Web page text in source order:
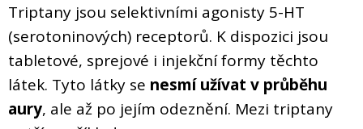
Triptany jsou selektivními agonisty 5-HT
(serotoninových) receptorů. K dispozici jsou
tabletové, sprejové i injekční formy těchto
látek. Tyto látky se nesmí užívat v průběhu
aury, ale až po jejím odeznění. Mezi triptany